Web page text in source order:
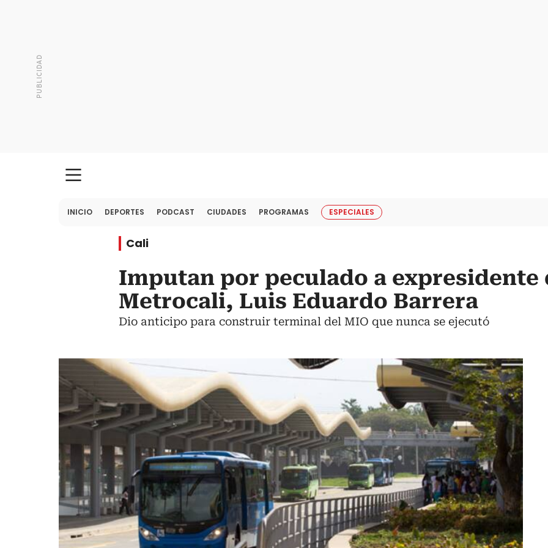
INICIO DEPORTES PODCAST CIUDADES PROGRAMAS ESPECIALES
Cali
Imputan por peculado a expresidente
Metrocali, Luis Eduardo Barrera
Dio anticipo para construir terminal del MIO que nunca se ejecutó